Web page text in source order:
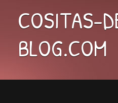
COSITAS-
BLOG.COM